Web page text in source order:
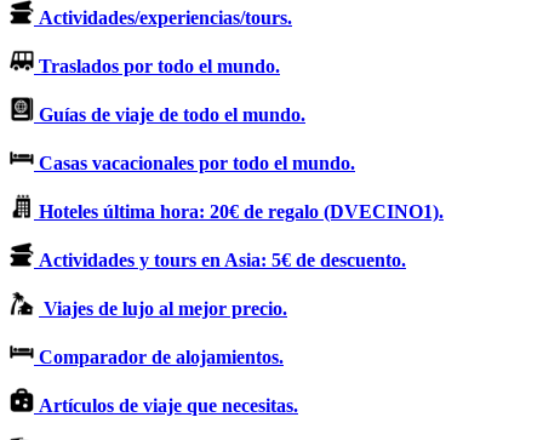
Actividades/experiencias/tours.
Traslados por todo el mundo.
Guías de viaje de todo el mundo.
Casas vacacionales por todo el mundo.
Hoteles última hora: 20€ de regalo (DVECINO1).
Actividades y tours en Asia: 5€ de descuento.
Viajes de lujo al mejor precio.
Comparador de alojamientos.
Artículos de viaje que necesitas.